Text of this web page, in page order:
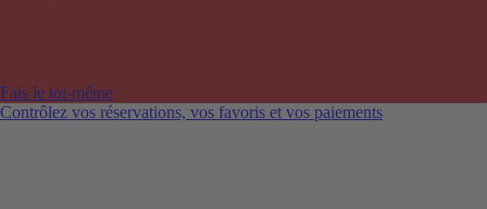
Fais le toi-même
Contrôlez vos réservations, vos favoris et vos paiements
Aéroports populaires
Villes populaires
Australie